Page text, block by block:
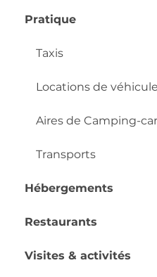
Pratique
Taxis
Locations de
Aires de Camping-car
Transports
Hébergements
Restaurants
Visites & activités
57 03 11
Quai Cyrano
!